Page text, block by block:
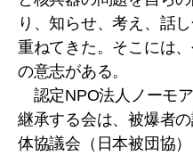
り、知らせ、考え、話
重ねてきた。そこには
の意志がある。
認定NPO法人ノーモ
継承する会は、被爆者
体協議会（日本被団協